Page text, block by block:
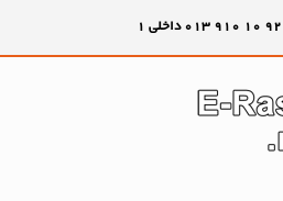
10
910 013 داخلی 1